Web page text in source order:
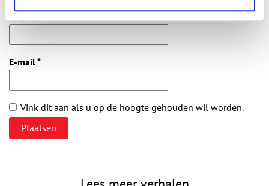
E-mail*
Vink dit aan als u op de hoogte gehouden wil worden.